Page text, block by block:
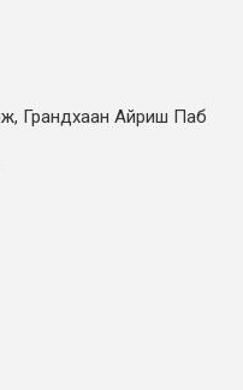
Грандхаан Айриш Паб